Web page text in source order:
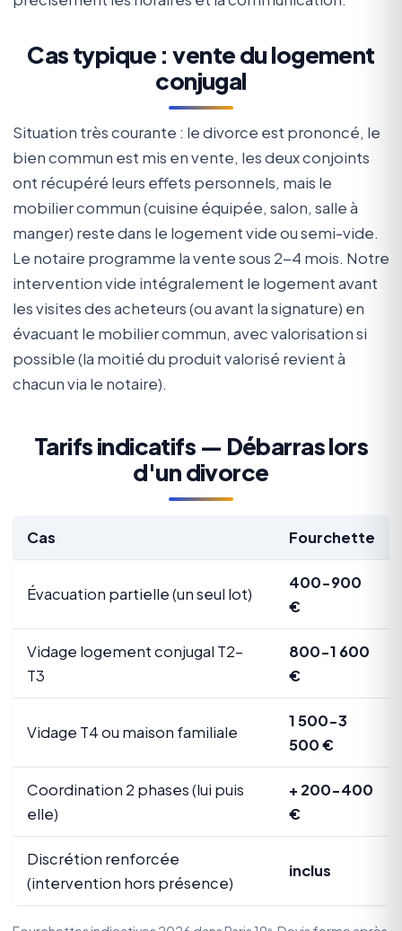
Cas typique : vente du logement
conjugal
Situation très courante : le divorce est prononcé, le
bien commun est mis en vente, les deux conjoints
ont récupéré leurs effets personnels, mais le
mobilier commun (cuisine équipée, salon, salle à
manger) reste dans le logement vide ou semi-vide.
Le notaire programme la vente sous 2-4 mois. Notre
intervention vide intégralement le logement avant
les visites des acheteurs (ou avant la signature) en
évacuant le mobilier commun, avec valorisation si
possible (la moitié du produit valorisé revient à
chacun via le notaire).
Tarifs indicatifs — Débarras lors
d'un divorce
Cas Fourchette
Évacuation partielle (un seul lot)
400-900
€
Vidage logement conjugal T2-
T3
800-1 600
€
Vidage T4 ou maison familiale
1 500-3
500 €
Coordination 2 phases (lui puis
elle)
+ 200-400
€
Discrétion renforcée
(intervention hors présence)
inclus